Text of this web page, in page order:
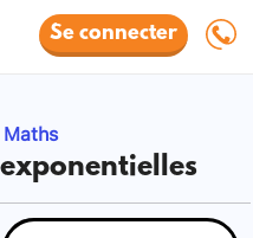
Se connecter
Maths